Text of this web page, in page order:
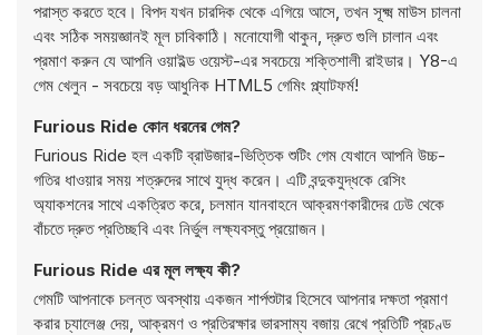
পরাস্ত করতে হবে। বিপদ যখন চারদিক থেকে এগিয়ে আসে, তখন সূক্ষ্ম মাউস চালনা
এবং সঠিক সময়জ্ঞানই মূল চাবিকাঠি। মনোযোগী থাকুন, দ্রুত গুলি চালান এবং
প্রমাণ করুন যে আপনি ওয়াইল্ড ওয়েস্ট-এর সবচেয়ে শক্তিশালী রাইডার। Y8-এ
গেম খেলুন - সবচেয়ে বড় আধুনিক HTML5 গেমিং প্ল্যাটফর্ম!
Furious Ride কোন ধরনের গেম?
Furious Ride হল একটি ব্রাউজার-ভিত্তিক শুটিং গেম যেখানে আপনি উচ্চ-
গতির ধাওয়ার সময় শত্রুদের সাথে যুদ্ধ করেন। এটি বন্দুকযুদ্ধকে রেসিং
অ্যাকশনের সাথে একত্রিত করে, চলমান যানবাহনে আক্রমণকারীদের ঢেউ থেকে
বাঁচতে দ্রুত প্রতিচ্ছবি এবং নির্ভুল লক্ষ্যবস্তু প্রয়োজন।
Furious Ride এর মূল লক্ষ্য কী?
গেমটি আপনাকে চলন্ত অবস্থায় একজন শার্পশুটার হিসেবে আপনার দক্ষতা প্রমাণ
করার চ্যালেঞ্জ দেয়, আক্রমণ ও প্রতিরক্ষার ভারসাম্য বজায় রেখে প্রতিটি প্রচণ্ড